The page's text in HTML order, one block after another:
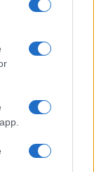
και
αφίξεων και
τον
ενώ έχουν
σημείο. Η
προς το
με την